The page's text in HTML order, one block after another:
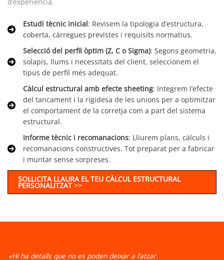
d’experiència.
Estudi tècnic inicial: Revisem la tipologia d’estructura,
coberta, càrregues previstes i requisits normatius.
Selecció del perfil òptim (Z, C o Sigma): Segons geometria,
solapis, llums i necessitats del client, seleccionem el
tipus de perfil més adequat.
Càlcul estructural amb efecte sheeting: Integrem l’efecte
del tancament i la rigidesa de les unions per a optimitzar
el comportament de la corretja com a part del sistema
estructural.
Informe tècnic i recomanacions: Lliurem plans, càlculs i
recomanacions constructives. Tot preparat per a fabricar
i muntar sense sorpreses.
SOL·LICITA LLAURA EL TEU CÀLCUL ESTRUCTURAL
PERSONALITZAT>>
«Hi ha detalls que no es poden deixar a l’atzar.